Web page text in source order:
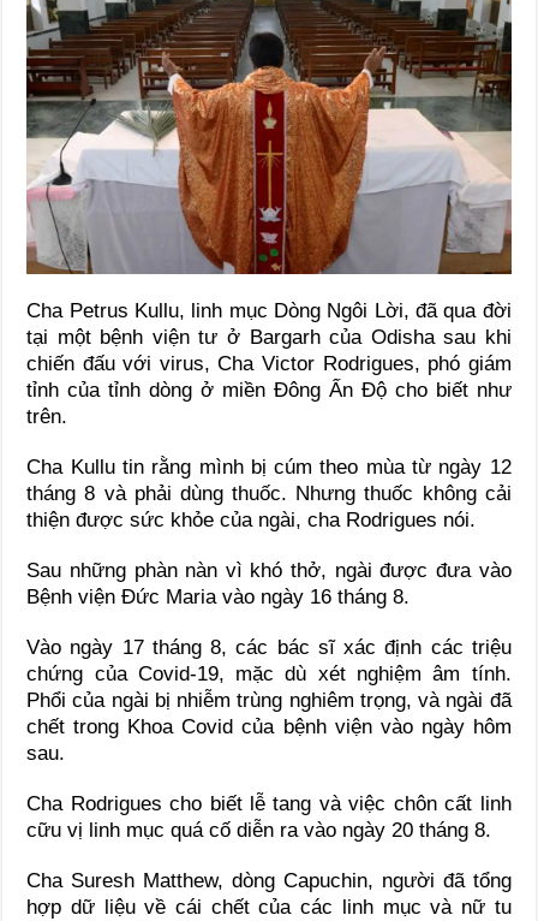
Cha Petrus Kullu, linh mục Dòng Ngôi Lời, đã qua đời
tại một bệnh viện tư ở Bargarh của Odisha sau khi
chiến đấu với virus, Cha Victor Rodrigues, phó giám
tỉnh của tỉnh dòng ở miền Đông Ấn Độ cho biết như
trên.
Cha Kullu tin rằng mình bị cúm theo mùa từ ngày 12
tháng 8 và phải dùng thuốc. Nhưng thuốc không cải
thiện được sức khỏe của ngài, cha Rodrigues nói.
Sau những phàn nàn vì khó thở, ngài được đưa vào
Bệnh viện Đức Maria vào ngày 16 tháng 8.
Vào ngày 17 tháng 8, các bác sĩ xác định các triệu
chứng của Covid-19, mặc dù xét nghiệm âm tính.
Phổi của ngài bị nhiễm trùng nghiêm trọng, và ngài đã
chết trong Khoa Covid của bệnh viện vào ngày hôm
sau.
Cha Rodrigues cho biết lễ tang và việc chôn cất linh
cữu vị linh mục quá cố diễn ra vào ngày 20 tháng 8.
Cha Suresh Matthew, dòng Capuchin, người đã tổng
hợp dữ liệu về cái chết của các linh mục và nữ tu